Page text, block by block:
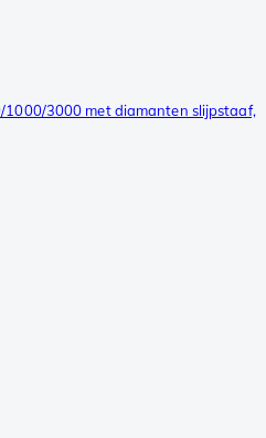
3000 met diamanten slijpstaaf,